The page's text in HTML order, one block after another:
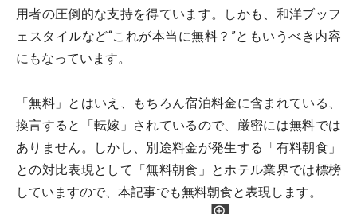
用者の圧倒的な支持を得ています。しかも、和洋ブッフ
ェスタイルなど“これが本当に無料？”ともいうべき内容
にもなっています。
「無料」とはいえ、もちろん宿泊料金に含まれている、
換言すると「転嫁」されているので、厳密には無料では
ありません。しかし、別途料金が発生する「有料朝食」
との対比表現として「無料朝食」とホテル業界では標榜
していますので、本記事でも無料朝食と表現します。